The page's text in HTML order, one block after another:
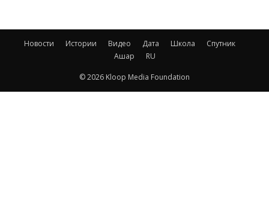
Новости Истории Видео Дата Школа
Спутник
Ашар
RU
© 2026 Kloop Media Foundation